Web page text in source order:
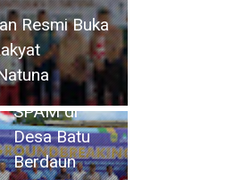
Resmi Buka
Kepala
BPPW Kepri
Lakukan
Groundbreaking
SPAM di
Desa Batu
Berdaun